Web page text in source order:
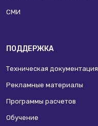
СМИ
ПОДДЕРЖКА
Техническая документация
Рекламные материалы
Программы расчетов
Обучение